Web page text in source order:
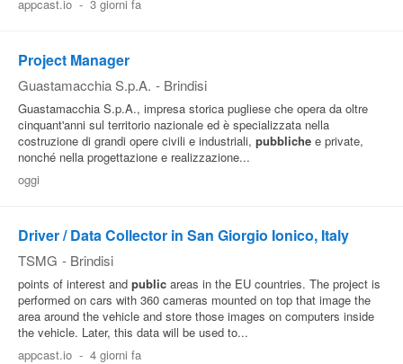
appcast.io - 3 giorni fa
Project Manager
Guastamacchia S.p.A. - Brindisi
Guastamacchia S.p.A., impresa storica pugliese che opera da oltre
cinquant'anni sul territorio nazionale ed è specializzata nella
costruzione di grandi opere civili e industriali, pubbliche e private,
nonché nella progettazione e realizzazione...
oggi
Driver / Data Collector in San Giorgio Ionico, Italy
TSMG - Brindisi
points of interest and public areas in the EU countries. The project is
performed on cars with 360 cameras mounted on top that image the
area around the vehicle and store those images on computers inside
the vehicle. Later, this data will be used to...
appcast.io - 4 giorni fa